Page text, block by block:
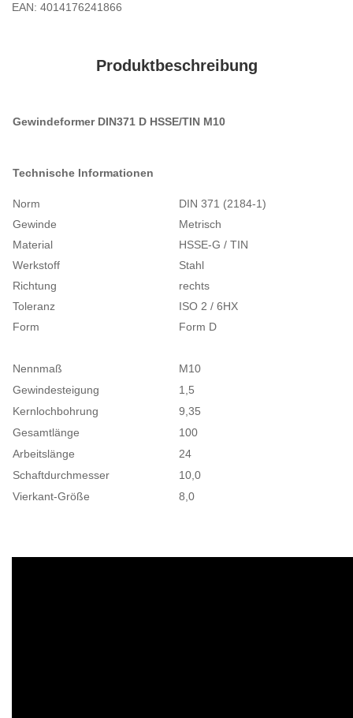
EAN: 4014176241866
Produktbeschreibung
Gewindeformer DIN371 D HSSE/TIN M10
Technische Informationen
Norm
DIN 371 (2184-1)
Gewinde
Metrisch
Material
HSSE-G / TIN
Werkstoff
Stahl
Richtung
rechts
Toleranz
ISO 2 / 6HX
Form
Form D
Nennmaß
M10
Gewindesteigung
1,5
Kernlochbohrung
9,35
Gesamtlänge
100
Arbeitslänge
24
Schaftdurchmesser
10,0
Vierkant-Größe
8,0